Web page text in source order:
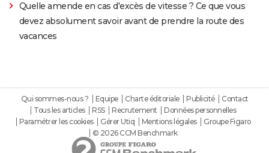
Quelle amende en cas d'excès de vitesse ? Ce que vous
devez absolument savoir avant de prendre la route des
vacances
Qui sommes-nous ? Equipe Charte éditoriale Publicité
Contact
Tous les articles
RSS Recrutement
Données personnelles
Paramétrer les cookies
Gérer Utiq Mentions légales
Groupe Figaro
© 2026 CCM Benchmark